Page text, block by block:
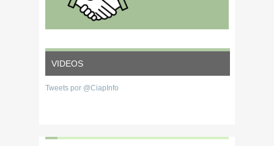
VIDEOS
Tweets por @CiapInfo